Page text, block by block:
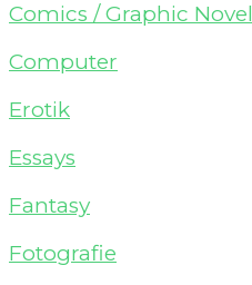
Comics / Graphic Novel
Computer
Erotik
Essays
Fantasy
Fotografie